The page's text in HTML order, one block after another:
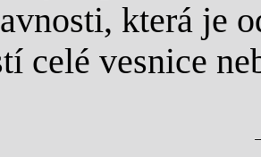
která je
celé vesnice